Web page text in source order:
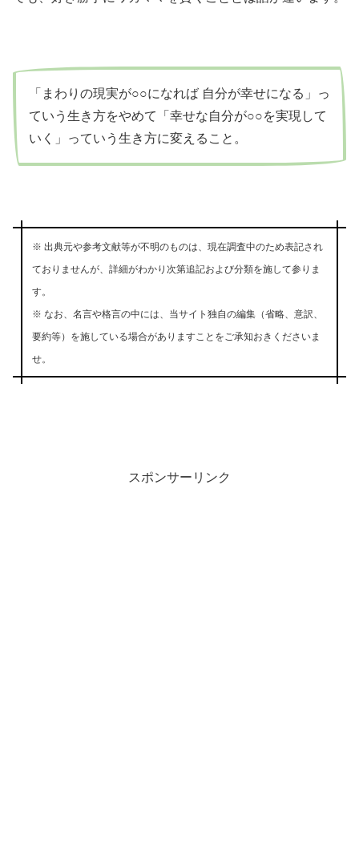
「まわりの現実が○○になれば 自分が幸せになる」っ
ていう生き方をやめて「幸せな自分が○○を実現して
いく」っていう生き方に変えること。
※ 出典元や参考文献等が不明のものは、現在調査中のため表記され
ておりませんが、詳細がわかり次第追記および分類を施して参りま
す。
※ なお、名言や格言の中には、当サイト独自の編集（省略、意訳、
要約等）を施している場合がありますことをご承知おきくださいま
せ。
スポンサーリンク